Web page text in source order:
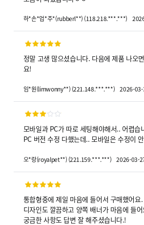
하*손*업*주*(rubberl**) (118.218.***.***)
정말 고생 많으셨습니다. 다음에 제품 나오
요!
임*원(limwonny**) (221.148.***.***) 2026-03-
모바일과 PC가 따로 세팅해야해서.. 어렵습
PC 버전 수정 다했는데.. 모바일은 수정이
오*랑(royalpet**) (221.159.***.***) 2026-03-
통합형중에 제일 마음에 들어서 구매했어요.
디자인도 깔끔하고 양쪽 배너가 마음에 들
궁금한 사항도 답변 잘 해주셨습니다.!